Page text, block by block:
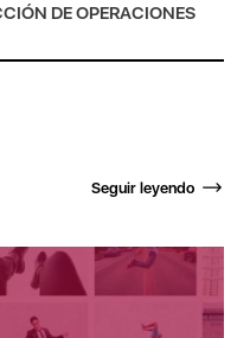
DE OPERACIONES
Seguir leyendo